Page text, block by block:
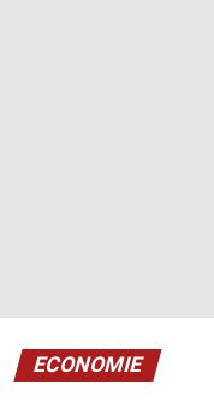
ECONOMIE